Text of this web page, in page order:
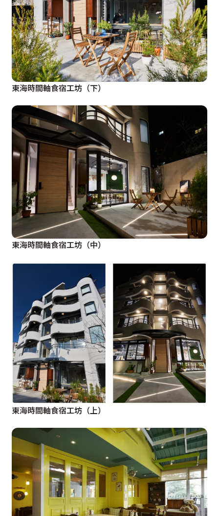
東海時間軸食宿工坊（下）
東海時間軸食宿工坊（中）
東海時間軸食宿工坊（上）